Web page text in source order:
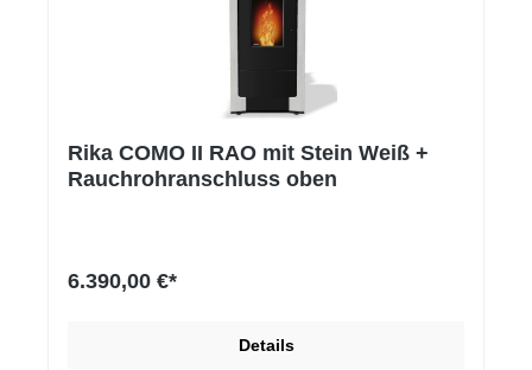
Rika COMO II RAO mit Stein Weiß +
Rauchrohranschluss oben
6.390,00 €*
Details